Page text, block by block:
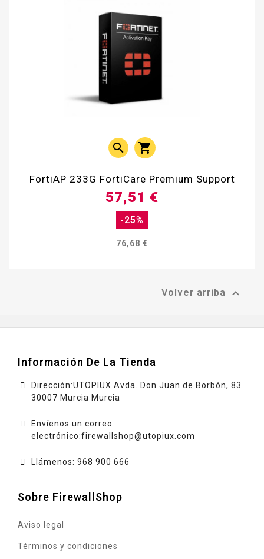
 
FortiAP 233G FortiCare Premium Support
76,68 €
-25%
57,51 €
Volver arriba 
Información De La Tienda
Dirección:UTOPIUX Avda. Don Juan de Borbón, 83
30007 Murcia Murcia
Envíenos un correo
electrónico:firewallshop@utopiux.com
Llámenos: 968 900 666
Sobre FirewallShop
Aviso legal
Términos y condiciones